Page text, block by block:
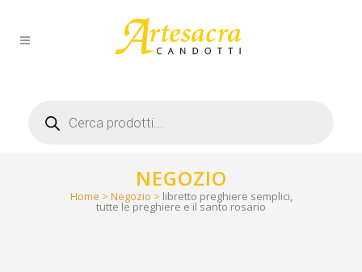
search
NEGOZIO
Home > Negozio > libretto preghiere semplici,
tutte le preghiere e il santo rosario